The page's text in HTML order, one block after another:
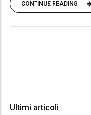
CONTINUE READING
Ultimi articoli